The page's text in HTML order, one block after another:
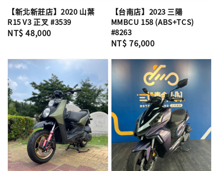
【新北新莊店】2020 山葉
R15 V3 正叉 #3539
Regular
NT$ 48,000
【台南店】2023 三陽
MMBCU 158 (ABS+TCS)
#8263
Regular
NT$ 76,000